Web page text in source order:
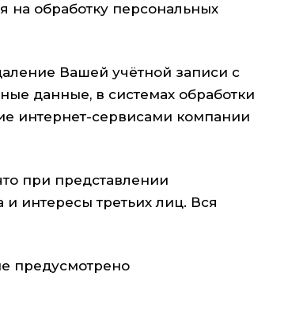
на обработку персональных
Вашей учётной записи с
данные, в системах обработки
интернет-сервисами компании
при представлении
интересы третьих лиц. Вся
предусмотрено